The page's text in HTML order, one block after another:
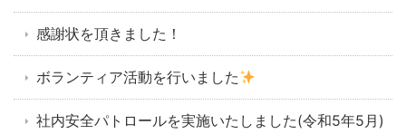
感謝状を頂きました！
ボランティア活動を行いました
社内安全パトロールを実施いたしました(令和5年5月)